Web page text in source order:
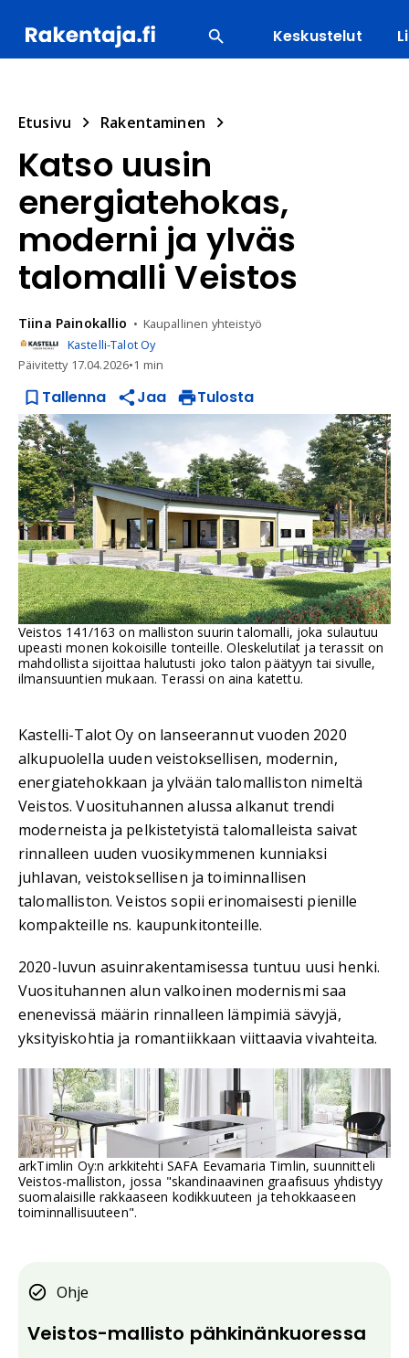
Keskustelut
Etusivu Rakentaminen
Katso uusin
energiatehokas,
moderni ja ylväs
talomalli Veistos
Tiina Painokallio
Kaupallinen yhteistyö
Kastelli-Talot Oy
Päivitetty 17.04.2026•1 min
Tallenna Jaa Tulosta
Veistos 141/163 on malliston suurin talomalli, joka sulautuu
upeasti monen kokoisille tonteille. Oleskelutilat ja terassit on
mahdollista sijoittaa halutusti joko talon päätyyn tai sivulle,
ilmansuuntien mukaan. Terassi on aina katettu.
Kastelli-Talot Oy on lanseerannut vuoden 2020
alkupuolella uuden veistoksellisen, modernin,
energiatehokkaan ja ylvään talomalliston nimeltä
Veistos. Vuosituhannen alussa alkanut trendi
moderneista ja pelkistetyistä talomalleista saivat
rinnalleen uuden vuosikymmenen kunniaksi
juhlavan, veistoksellisen ja toiminnallisen
talomalliston. Veistos sopii erinomaisesti pienille
kompakteille ns. kaupunkitonteille.
2020-luvun asuinrakentamisessa tuntuu uusi henki.
Vuosituhannen alun valkoinen modernismi saa
enenevissä määrin rinnalleen lämpimiä sävyjä,
yksityiskohtia ja romantiikkaan viittaavia vivahteita.
arkTimlin Oy:n arkkitehti SAFA Eevamaria Timlin, suunnitteli
Veistos-malliston, jossa "skandinaavinen graafisuus yhdistyy
suomalaisille rakkaaseen kodikkuuteen ja tehokkaaseen
toiminnallisuuteen".
Ohje
Veistos-mallisto pähkinänkuoressa